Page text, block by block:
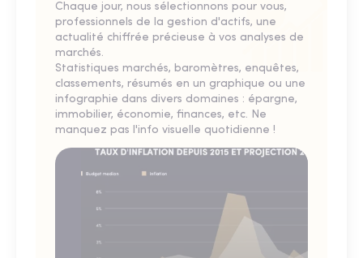
Chaque jour, nous sélectionnons pour vous,
professionnels de la gestion d'actifs, une
actualité chiffrée précieuse à vos analyses de
marchés.
Statistiques marchés, baromètres, enquêtes,
classements, résumés en un graphique ou une
infographie dans divers domaines : épargne,
immobilier, économie, finances, etc. Ne
manquez pas l'info visuelle quotidienne !